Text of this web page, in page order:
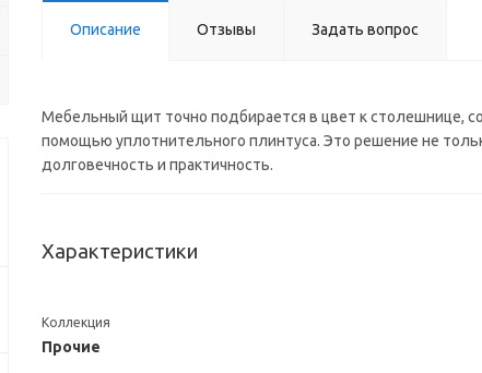
Описание Отзывы Задать вопрос
Мебельный щит точно подбирается в цвет к столешнице,
помощью уплотнительного плинтуса. Это решение не
долговечность и практичность.
Характеристики
Коллекция
Прочие